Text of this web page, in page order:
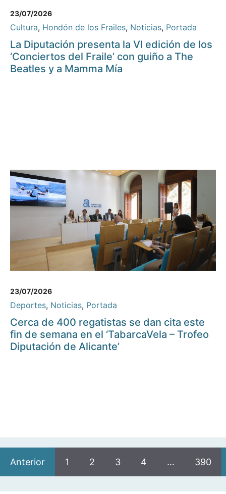
23/07/2026
Cultura, Hondón de los Frailes, Noticias, Portada
La Diputación presenta la VI edición de los
‘Conciertos del Fraile’ con guiño a The
Beatles y a Mamma Mía
23/07/2026
Deportes, Noticias, Portada
Cerca de 400 regatistas se dan cita este
fin de semana en el ‘TabarcaVela – Trofeo
Diputación de Alicante’
Anterior 1 2 3 4 … 390